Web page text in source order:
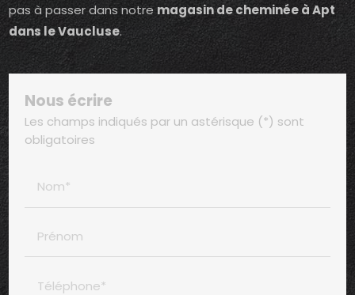
pas à passer dans notre magasin de cheminée à Apt
dans le Vaucluse.
Nous écrire
Les champs indiqués par un astérisque (*) sont
obligatoires
Nom*
Prénom
Téléphone*